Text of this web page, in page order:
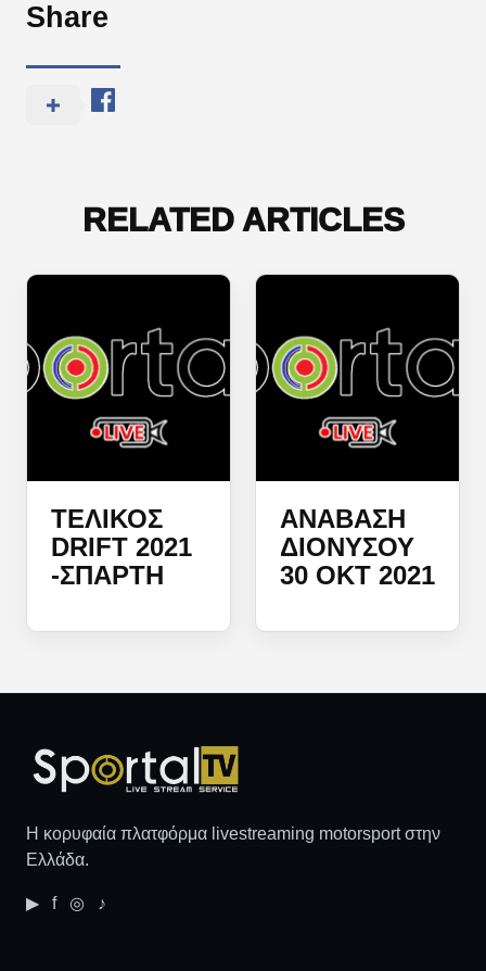
Share
RELATED ARTICLES
ΤΕΛΙΚΌΣ
DRIFT 2021
-ΣΠΆΡΤΗ
ΑΝΑΒΑΣΗ
ΔΙΟΝΎΣΟΥ
30 ΟΚΤ 2021
Η κορυφαία πλατφόρμα livestreaming motorsport στην
Ελλάδα.
▶ f ◎ ♪